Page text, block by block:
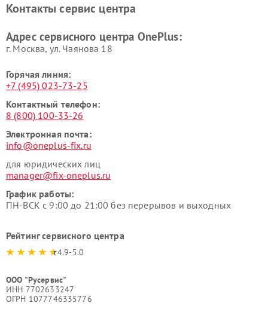
Контакты сервис центра
Адрес сервисного центра OnePlus:
г. Москва, ул. Чаянова 18
Горячая линия:
+7 (495) 023-73-25
Контактный телефон:
8 (800) 100-33-26
Электронная почта:
info@oneplus-fix.ru
для юридических лиц
manager@fix-oneplus.ru
График работы:
ПН-ВСК с 9:00 до 21:00 без перерывов и выходных
Рейтинг сервисного центра
4.9-5.0
ООО "Русервис"
ИНН 7702633247
ОГРН 1077746335776